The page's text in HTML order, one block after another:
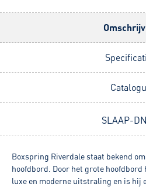
SLAAP-
Boxspring Riverdale staat bekend
hoofdbord. Door het grote hoofdbord
luxe en moderne uitstraling en is hij